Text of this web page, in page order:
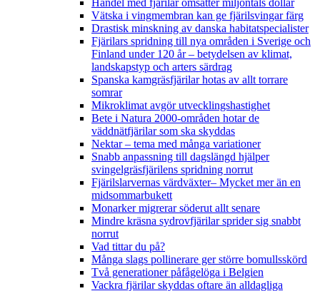
Vätska i vingmembran kan ge fjärilsvingar färg
Drastisk minskning av danska habitatspecialister
Fjärilars spridning till nya områden i Sverige och
Finland under 120 år– betydelsen av klimat,
landskapstyp och arters särdrag
Spanska kamgräsfjärilar hotas av allt torrare
somrar
Mikroklimat avgör utvecklingshastighet
Bete i Natura 2000-områden hotar de
väddnätfjärilar som ska skyddas
Nektar – tema med många variationer
Snabb anpassning till dagslängd hjälper
svingelgräsfjärilens spridning norrut
Fjärilslarvernas värdväxter– Mycket mer än en
midsommarbukett
Monarker migrerar söderut allt senare
Mindre kräsna sydrovfjärilar sprider sig snabbt
norrut
Vad tittar du på?
Många slags pollinerare ger större bomullsskörd
Två generationer påfågelöga i Belgien
Vackra fjärilar skyddas oftare än alldagliga